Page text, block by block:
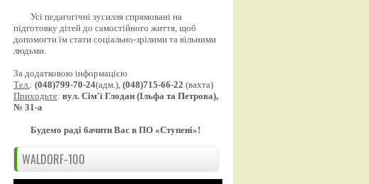
Усі педагогічні зусилля спрямовані на
підготовку дітей до самостійного життя, щоб
допомогти їм стати соціально-зрілими та вільними
людьми.
За додатковою інформацією
Тел. : (048)799-70-24(адм.), (048)715-66-22 (вахта)
Приходьте: вул. Сім'ї Глодан (Ільфа та Петрова),
№ 31-а
Будемо раді бачити Вас в ПО «Ступені»!
WALDORF-100